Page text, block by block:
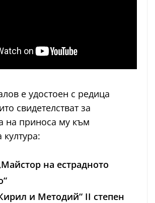
е удостоен с редица
свидетелстват за
на приноса му към
култура:
на естрадното
и Методий“ II степен